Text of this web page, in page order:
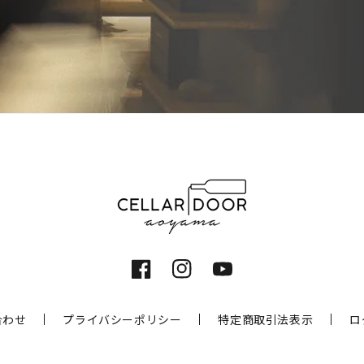
FacebookInstagramYouTube
せ プライバシーポリシー 特定商取引法表示